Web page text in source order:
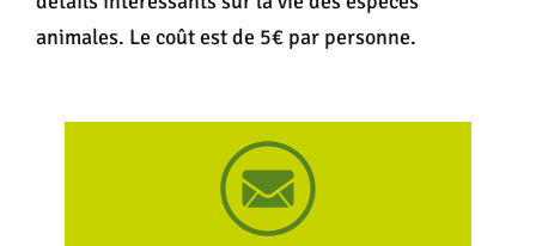
animales. Le coût est de 5€ par personne.